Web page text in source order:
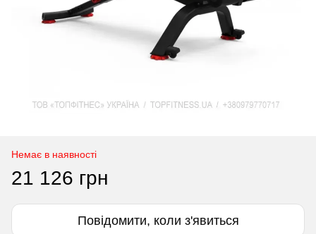
Немає в наявності
21 126 грн
Повідомити, коли з'явиться